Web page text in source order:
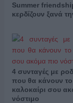
Summer
κερδίζουν ξανά
4 συνταγές με
που θα κάνουν το
καλοκαίρι σου
νόστιμο